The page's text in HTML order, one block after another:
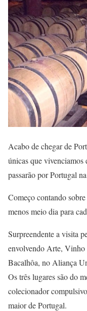
Acabo de chegar de
únicas que vivenciamos
passarão por Portugal
Começo contando
menos meio dia para
Surpreendente a visita
envolvendo Arte,
Bacalhôa, no Aliança
Os três lugares são do
colecionador
maior de Portugal.